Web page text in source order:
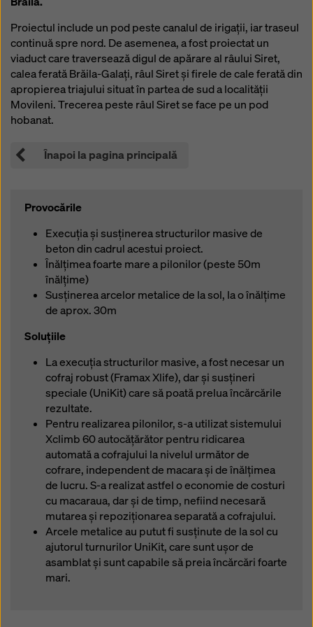
Proiectul include un pod peste canalul de irigații, iar traseul
continuă spre nord. De asemenea, a fost proiectat un
viaduct care traversează digul de apărare al râului Siret,
calea ferată Brăila-Galați, râul Siret și firele de cale ferată din
apropierea triajului situat în partea de sud a localității
Movileni. Trecerea peste râul Siret se face pe un pod
hobanat.
Înapoi la pagina principală
Provocările
Execuția și susținerea structurilor masive de
beton din cadrul acestui proiect.
Înălțimea foarte mare a pilonilor (peste 50m
înălțime)
Susținerea arcelor metalice de la sol, la o înălțime
de aprox. 30m
Soluțiile
La execuția structurilor masive, a fost necesar un
cofraj robust (Framax Xlife), dar și susțineri
speciale (UniKit) care să poată prelua încărcările
rezultate.
Pentru realizarea pilonilor, s-a utilizat sistemului
Xclimb 60 autocățărător pentru ridicarea
automată a cofrajului la nivelul următor de
cofrare, independent de macara și de înălțimea
de lucru. S-a realizat astfel o economie de costuri
cu macaraua, dar și de timp, nefiind necesară
mutarea și repoziționarea separată a cofrajului.
Arcele metalice au putut fi susținute de la sol cu
ajutorul turnurilor UniKit, care sunt ușor de
asamblat și sunt capabile să preia încărcări foarte
mari.
Puteți refuza toate cookie-urile care necesită
consimțământ făcând clic pe ‘Refuză’ sau puteți ajusta
setările cookie-urilor făcând clic peSetări cookiela
sfârșitul acestui site web și utilizând casetele de
selectare corespunzătoare. Vă puteți retrage
consimțământul în orice moment, fără motiv, cu efect
pentru viitor, făcând clic, de exemplu, peSetările
cookiela sfârșitul acestui site web.
noastre, consultațipolitica noastră de confidențialitate